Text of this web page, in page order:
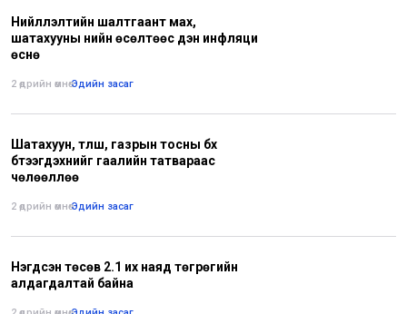
Нийлүүлэлтийн шалтгаант мах,
шатахууны үнийн өсөлтөөс үүдэн инфляци
өснө
2 өдрийн өмнө•Эдийн засаг
Шатахуун, түлш, газрын тосны бүх
бүтээгдэхүүнийг гаалийн татвараас
чөлөөллөө
2 өдрийн өмнө•Эдийн засаг
Нэгдсэн төсөв 2.1 их наяд төгрөгийн
алдагдалтай байна